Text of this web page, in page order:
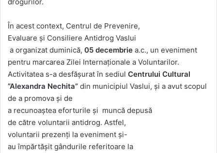
În acest context, Centrul de Prevenire,
Evaluare și Consiliere Antidrog Vaslui
a organizat duminică, 05 decembrie a.c., un eveniment
pentru marcarea Zilei Internaționale a Voluntarilor.
Activitatea s-a desfășurat în sediul Centrului Cultural
”Alexandra Nechita” din municipiul Vaslui, și a avut scopul
de a promova și de
a recunoaștea eforturile și muncă depusă
de către voluntarii antidrog. Astfel,
voluntarii prezenți la eveniment și-
auîmpărtășit gândurile referitoare la